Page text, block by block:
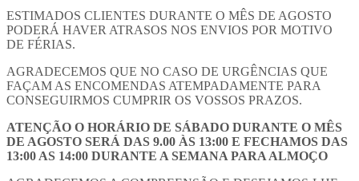
ESTIMADOS CLIENTES DURANTE O MÊS DE AGOSTO
PODERÁ HAVER ATRASOS NOS ENVIOS POR MOTIVO
DE FÉRIAS.
AGRADECEMOS QUE NO CASO DE URGÊNCIAS QUE
FAÇAM AS ENCOMENDAS ATEMPADAMENTE PARA
CONSEGUIRMOS CUMPRIR OS VOSSOS PRAZOS.
ATENÇÃO O HORÁRIO DE SÁBADO DURANTE O MÊS
DE AGOSTO SERÁ DAS 9.00 ÀS 13:00 E FECHAMOS DAS
13:00 AS 14:00 DURANTE A SEMANA PARA ALMOÇO